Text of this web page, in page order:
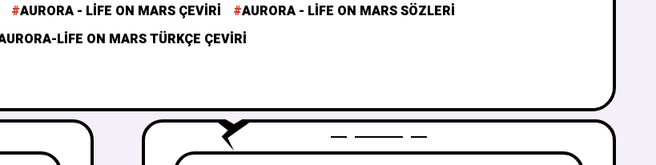
AURORA - LIFE ON MARS ÇEVIRI
AURORA - LIFE ON MARS SÖZLERI
LIFE ON MARS TÜRKÇE ÇEVIRI